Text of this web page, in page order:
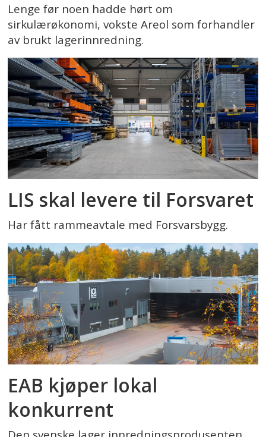
Lenge før noen hadde hørt om
sirkulærøkonomi, vokste Areol som forhandler
av brukt lagerinnredning.
LIS skal levere til Forsvaret
Har fått rammeavtale med Forsvarsbygg.
EAB kjøper lokal
konkurrent